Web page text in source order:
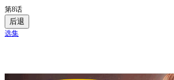
第8话
后退
选集